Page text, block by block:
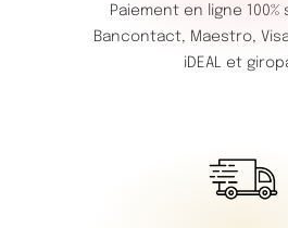
Paiement en ligne
Bancontact, Maestro,
iDEAL et